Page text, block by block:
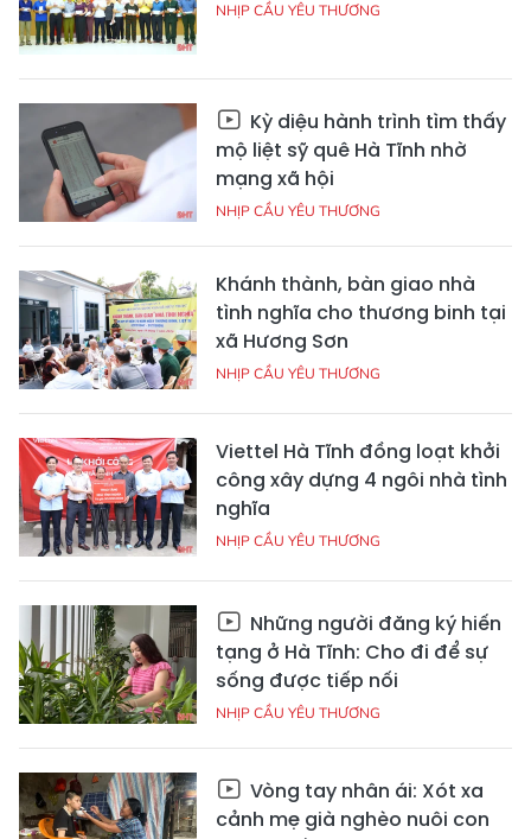
NHỊP CẦU YÊU THƯƠNG
Kỳ diệu hành trình tìm thấy
mộ liệt sỹ quê Hà Tĩnh nhờ
mạng xã hội
NHỊP CẦU YÊU THƯƠNG
Khánh thành, bàn giao nhà
tình nghĩa cho thương binh tại
xã Hương Sơn
NHỊP CẦU YÊU THƯƠNG
Viettel Hà Tĩnh đồng loạt khởi
công xây dựng 4 ngôi nhà tình
nghĩa
NHỊP CẦU YÊU THƯƠNG
Những người đăng ký hiến
tạng ở Hà Tĩnh: Cho đi để sự
sống được tiếp nối
NHỊP CẦU YÊU THƯƠNG
Vòng tay nhân ái: Xót xa
cảnh mẹ già nghèo nuôi con